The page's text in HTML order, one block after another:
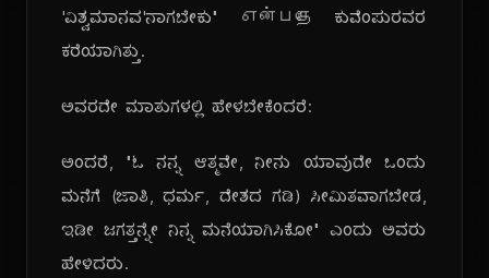
'ವಿಶ್ವಮಾನವ'ನಾಗಬೇಕು" என்பதே ಕುವೆಂಪುರವರ
ಕರೆಯಾಗಿತ್ತು.
ಅವರದೇ ಮಾತುಗಳಲ್ಲಿ ಹೇಳಬೇಕೆಂದರೆ:
ಅಂದರೆ, "ಓ ನನ್ನ ಆತ್ಮವೇ, ನೀನು ಯಾವುದೇ ಒಂದು
ಮನೆಗೆ (ಜಾತಿ, ಧರ್ಮ, ದೇಶದ ಗಡಿ) ಸೀಮಿತವಾಗಬೇಡ,
ಇಡೀ ಜಗತ್ತನ್ನೇ ನಿನ್ನ ಮನೆಯಾಗಿಸಿಕೋ" ಎಂದು ಅವರು
ಹೇಳಿದರು.